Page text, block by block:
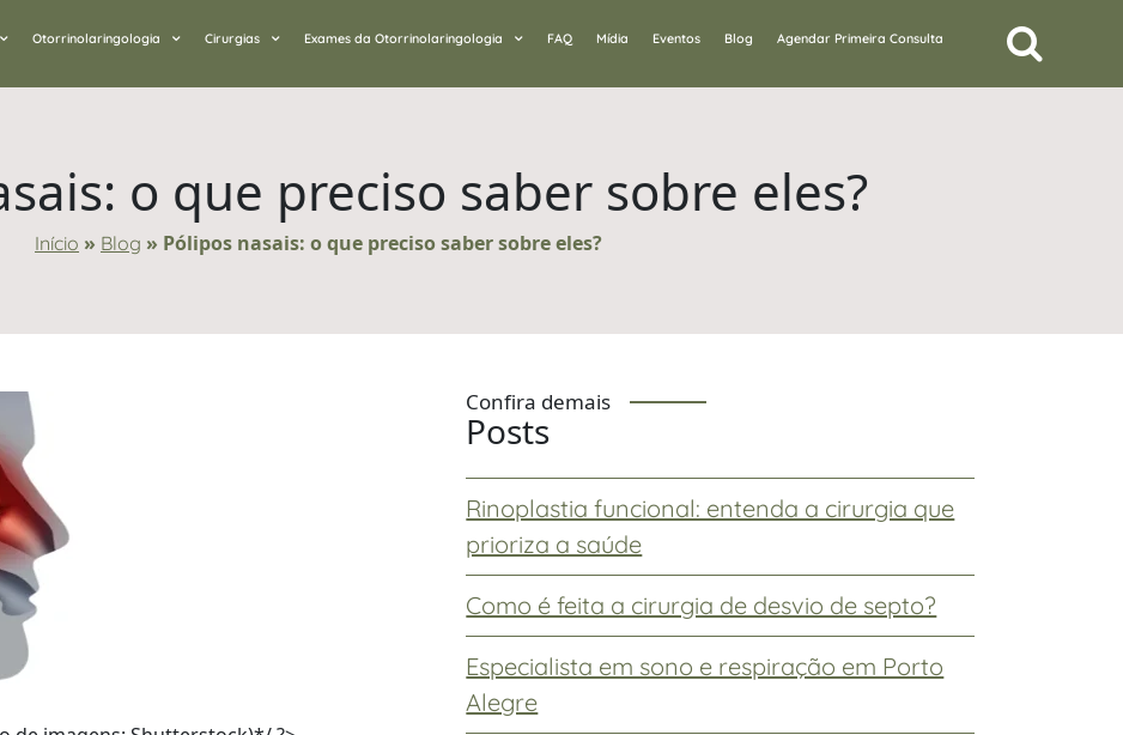
Otorrinolaringologia Cirurgias Exames da Otorrinolaringologia FAQ Mídia Eventos Blog Agendar Primeira Consulta
o que preciso saber sobre eles?
Início » Blog » Pólipos nasais: o que preciso saber sobre eles?
Confira demais
Posts
Rinoplastia funcional: entenda a cirurgia que
prioriza a saúde
Como é feita a cirurgia de desvio de septo?
Especialista em sono e respiração em Porto
Alegre